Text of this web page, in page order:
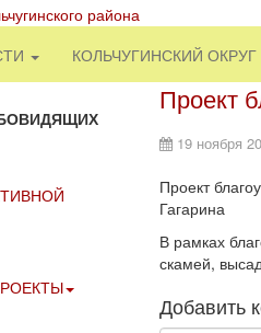
КОЛЬЧУГИНСКИЙ ОКРУГ
Проект
19 ноября
Проект
Гагарина
В рамках
скамей,
Добавить